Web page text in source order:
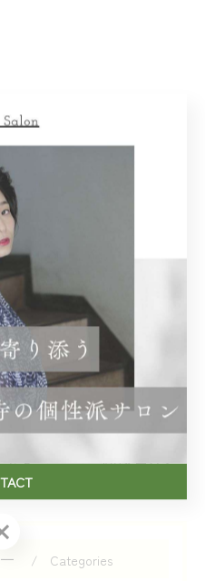
＝＝＝＝＝＝＝＝＝＝＝
意
戻る 次のページ >
Categories